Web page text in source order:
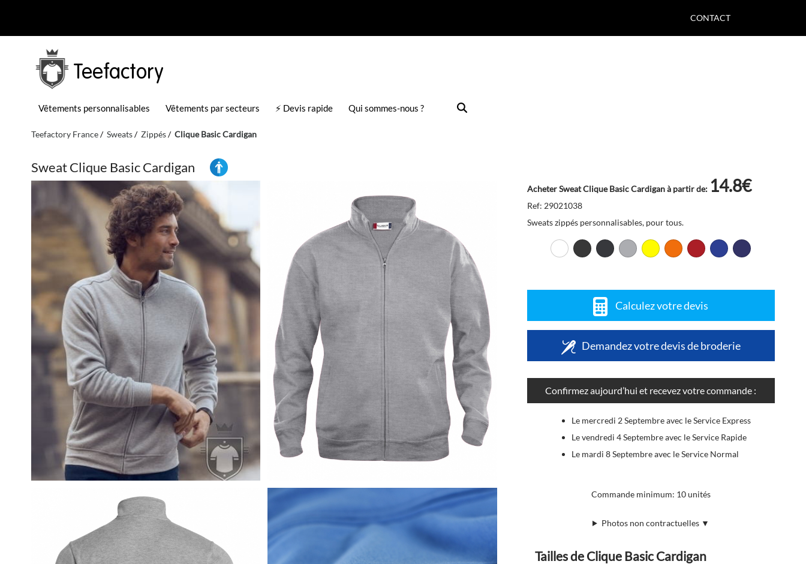
CONTACT
Teefactory
Vêtements personnalisables Vêtements par secteurs ⚡ Devis rapide Qui sommes-nous ?
Teefactory France Sweats Zippés Clique Basic Cardigan
Sweat Clique Basic Cardigan
Acheter Sweat Clique Basic Cardigan à partir de: 14.8€
Ref: 29021038
Sweats zippés personnalisables, pour tous.
Calculez votre devis
Demandez votre devis de broderie
Confirmez aujourd’hui et recevez votre commande :
Le mercredi 2 Septembre avec le Service Express
Le vendredi 4 Septembre avec le Service Rapide
Le mardi 8 Septembre avec le Service Normal
Commande minimum: 10 unités
Photos non contractuelles ▼
Tailles de Clique Basic Cardigan